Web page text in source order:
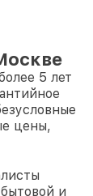
5 лет
цены,
и